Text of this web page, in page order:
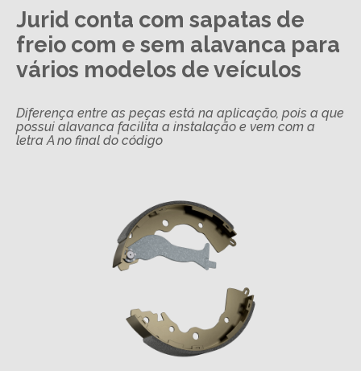
Jurid conta com sapatas de
freio com e sem alavanca para
vários modelos de veículos
Diferença entre as peças está na aplicação, pois a que
possui alavanca facilita a instalação e vem com a
letra A no final do código